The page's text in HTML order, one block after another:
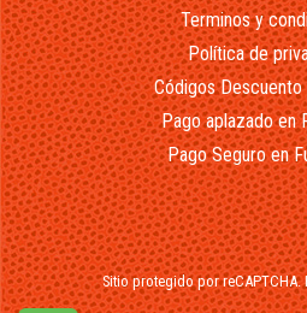
Terminos y
Política de
Códigos Descuento
Pago aplazado en
Pago Seguro en
Sitio protegido por reCAPTCHA.